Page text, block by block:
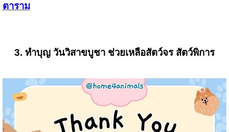
ตาราม
3. ทำบุญ วันวิสาขบูชา ช่วยเหลือสัตว์จร สัตว์พิการ